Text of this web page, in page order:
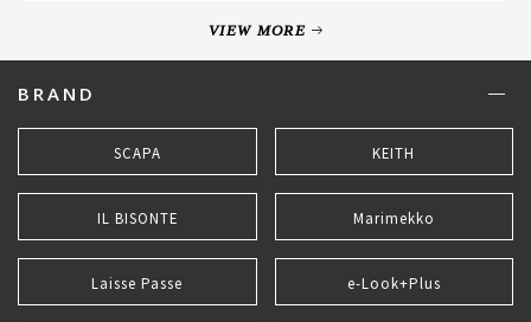
VIEW MORE
BRAND
SCAPA KEITH
IL BISONTE Marimekko
Laisse Passe e-Look+Plus